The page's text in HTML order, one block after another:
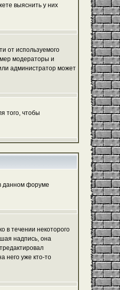
выяснить у них
от используемого
модераторы и
администратор может
того, чтобы
данном форуме
в течении некоторого
надпись, она
него уже кто-то